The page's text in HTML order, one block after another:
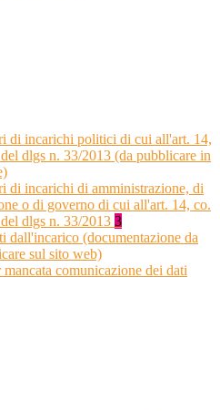
di incarichi politici di cui all'art. 14,
dlgs n. 33/2013 (da pubblicare in
di incarichi di amministrazione, di
o di governo di cui all'art. 14, co.
dlgs n. 33/2013 3
dall'incarico (documentazione da
sul sito web)
mancata comunicazione dei dati